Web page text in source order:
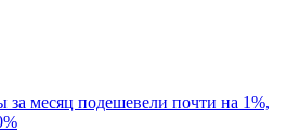
за месяц подешевели почти на 1%,